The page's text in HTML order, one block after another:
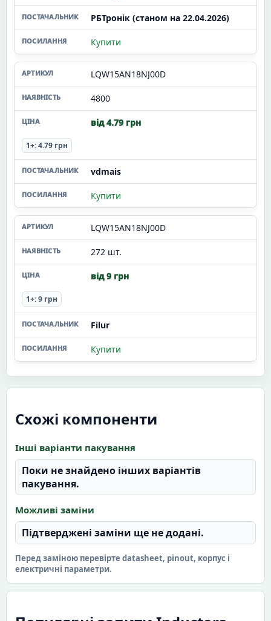
РБТронік (станом на 22.04.2026)
Купити
LQW15AN18NJ00D
4800
від 4.79 грн
1+: 4.79 грн
vdmais
Купити
LQW15AN18NJ00D
272 шт.
від 9 грн
1+: 9 грн
Filur
Купити
Схожі компоненти
Інші варіанти пакування
Поки не знайдено інших варіантів
пакування.
Можливі заміни
Підтверджені заміни ще не додані.
Перед заміною перевірте datasheet, pinout, корпус і
електричні параметри.